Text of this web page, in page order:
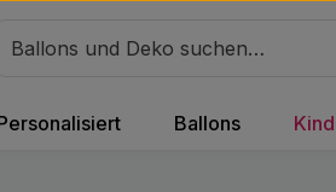
Ballons